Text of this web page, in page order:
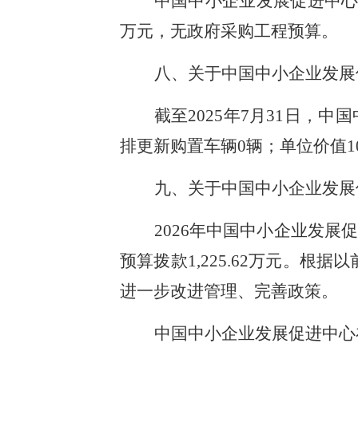
万元，无政府采购工程预算。
八、关于中国中小企业发
截至2025年7月31日，中
排更新购置车辆0辆；单位价值
九、关于中国中小企业发
2026年中国中小企业发展
预算拨款1,225.62万元。根据
进一步改进管理、完善政策。
中国中小企业发展促进中